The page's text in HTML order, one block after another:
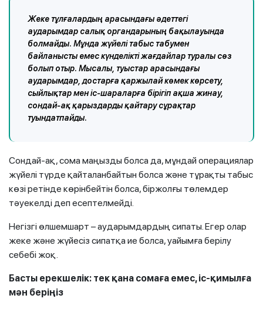
Жеке тұлғалардың арасындағы әдеттегі
аударымдар салық органдарының бақылауында
болмайды. Мұнда жүйелі табыс табумен
байланысты емес күнделікті жағдайлар туралы сөз
болып отыр. Мысалы, туыстар арасындағы
аударымдар, достарға қаржылай көмек көрсету,
сыйлықтар мен іс-шараларға бірігіп ақша жинау,
сондай-ақ қарыздарды қайтару сұрақтар
туындатпайды.
Сондай-ақ, сома маңызды болса да, мұндай операциялар
жүйелі түрде қайталанбайтын болса және тұрақты табыс
көзі ретінде көрінбейтін болса, біржолғы төлемдер
тәуекелді деп есептелмейді.
Негізгі өлшемшарт – аударымдардың сипаты. Егер олар
жеке және жүйесіз сипатқа ие болса, уайымға берілу
себебі жоқ.
Басты ерекшелік: тек қана сомаға емес, іс-қимылға
мән беріңіз